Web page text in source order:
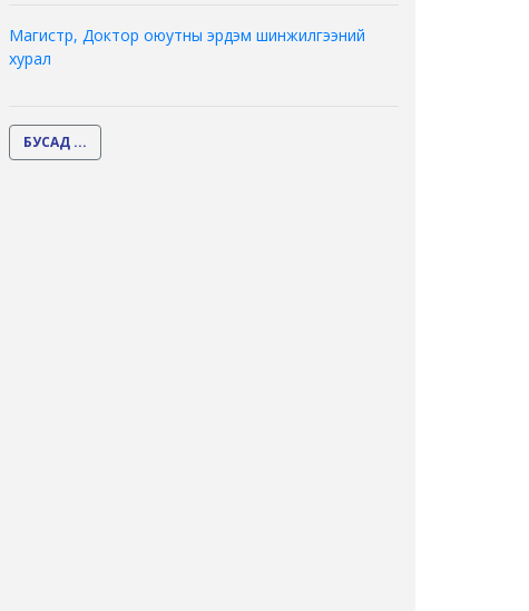
Магистр, Доктор оюутны эрдэм шинжилгээний
хурал
БУСАД ...